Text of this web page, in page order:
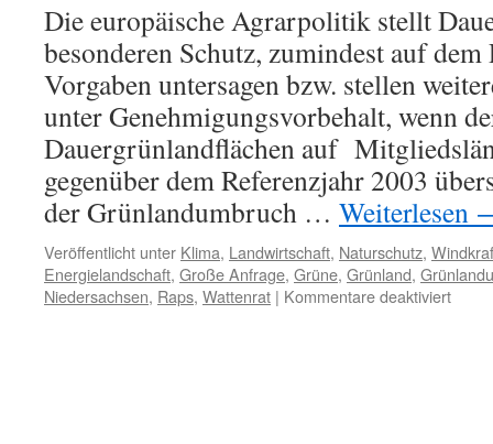
Die europäische Agrarpolitik stellt
besonderen Schutz, zumindest auf
Vorgaben untersagen bzw. stellen
unter Genehmigungsvorbehalt, wenn
Dauergrünlandflächen auf
gegenüber dem Referenzjahr 2003
der Grünlandumbruch … Weiterlesen
Veröffentlicht unter Klima, Landwirtschaft, Naturschutz,
Energielandschaft, Große Anfrage, Grüne, Grünland,
Niedersachsen, Raps, Wattenrat | Kommentare deaktiviertfür